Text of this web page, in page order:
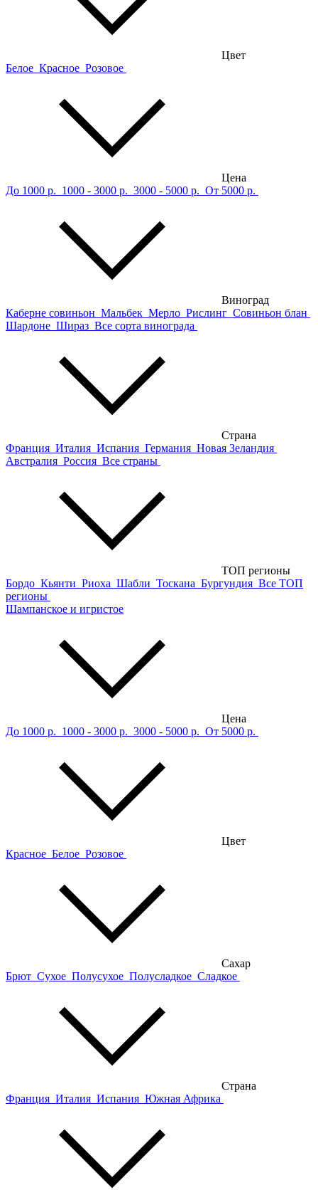
Цвет
Белое Красное Розовое
Цена
До 1000 р. 1000 - 3000 р. 3000 - 5000 р. От 5000 р.
Виноград
Каберне совиньон Мальбек Мерло Рислинг Совиньон блан
Шардоне Шираз Все сорта винограда
Страна
Франция Италия Испания Германия Новая Зеландия
Австралия Россия Все страны
ТОП регионы
Бордо Кьянти Риоха Шабли Тоскана Бургундия Все ТОП
регионы
Шампанское и игристое
Цена
До 1000 р. 1000 - 3000 р. 3000 - 5000 р. От 5000 р.
Цвет
Красное Белое Розовое
Сахар
Брют Сухое Полусухое Полусладкое Сладкое
Страна
Франция Италия Испания Южная Африка